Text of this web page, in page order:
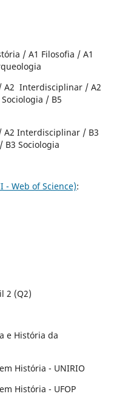
/ A1 Filosofia / A1
A2 Interdisciplinar / A2
/ B5
A2 Interdisciplinar / B3
Sociologia
- Web of Science):
2 (Q2)
e História da
História - UNIRIO
História - UFOP